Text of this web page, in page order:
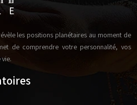
les positions planétaires au moment de
de comprendre votre personnalité, vos